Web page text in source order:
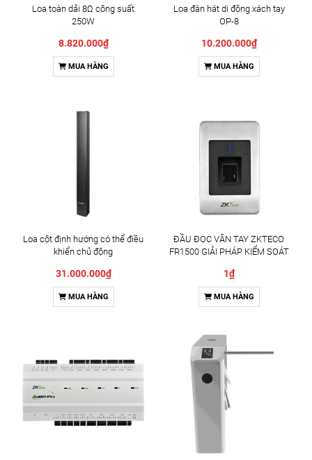
Loa toàn dải 8Ω công suất
250W
8.820.000₫
MUA HÀNG
Loa đàn hát di động xách tay
OP-8
10.200.000₫
MUA HÀNG
Loa cột định hướng có thể điều
khiển chủ động
31.000.000₫
MUA HÀNG
ĐẦU ĐỌC VÂN TAY ZKTECO
FR1500 GIẢI PHÁP KIỂM SOÁT
1₫
MUA HÀNG